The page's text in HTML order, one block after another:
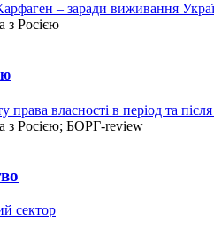
– заради виживання
з Росією
права власності в період та
з Росією; БОРГ-review
сектор